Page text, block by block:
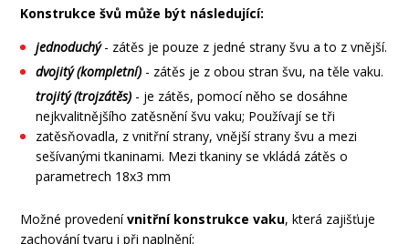
Konstrukce švů může být následující:
jednoduchý- zátěs je pouze z jedné strany švu a to z vnější.
dvojitý (kompletní) - zátěs je z obou stran švu, na těle vaku.
trojitý (trojzátěs) - je zátěs, pomocí něho se dosáhne
nejkvalitnějšího zatěsnění švu vaku; Používají se tři
zatěsňovadla, z vnitřní strany, vnější strany švu a mezi
sešívanými tkaninami. Mezi tkaniny se vkládá zátěs o
parametrech 18x3 mm
Možné provedenívnitřní konstrukce vaku, která zajišťuje
zachování tvaru i při naplnění: